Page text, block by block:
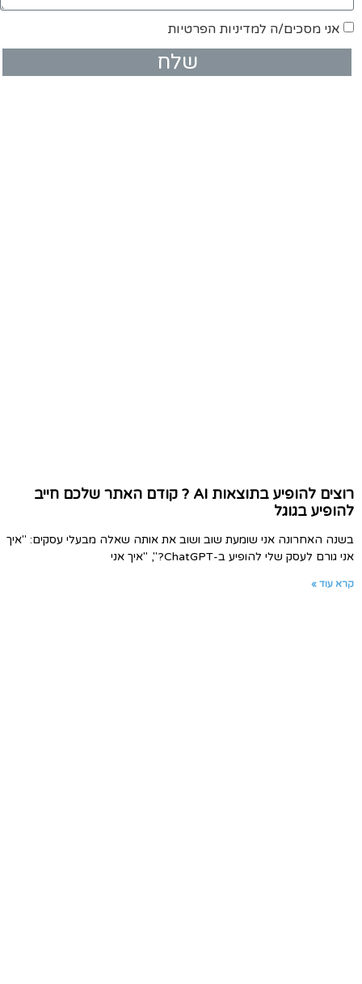
אני מסכים/ה למדיניות הפרטיות
שלח
רוצים להופיע בתוצאות AI ? קודם האתר שלכם חייב
להופיע בגוגל
בשנה האחרונה אני שומעת שוב ושוב את אותה שאלה מבעלי עסקים: "איך
אני גורם לעסק שלי להופיע ב-ChatGPT?", "איך אני
קרא עוד »